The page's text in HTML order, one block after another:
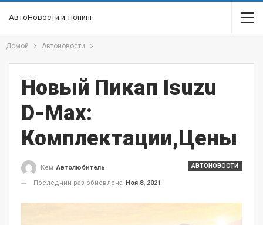
АвтоНовости и тюнинг
Домой Автоновости
Новый Пикап Isuzu
D-Max:
Комплектации,цены
АВТОНОВОСТИ
Кем Автолюбитель
Последний раз обновлена
Ноя 8, 2021